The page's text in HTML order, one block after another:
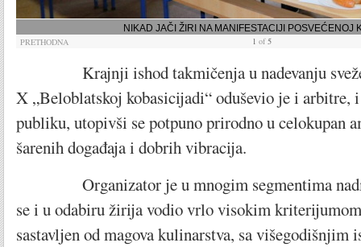
NIKAD JAČI ŽIRI NA MANIFESTACIJI POSVEĆENOJ
PRETHODNA 1 of5
Krajnji ishod takmičenja u nadevanju sveže
X „Beloblatskoj kobasicijadi“ oduševio je i arbitre,
publiku, utopivši se potpuno prirodno u celokupan
šarenih događaja i dobrih vibracija.
Organizator je u mnogim segmentima
se i u odabiru žirija vodio vrlo visokim
sastavljen od magova kulinarstva, sa višegodišnjim